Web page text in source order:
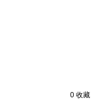
0 收藏